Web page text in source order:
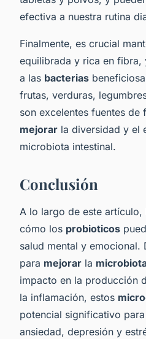
efectiva a nuestra rutina
Finalmente, es crucial
equilibrada y rica en fibra,
a las bacterias
frutas, verduras,
son excelentes fuentes de
mejorar la diversidad y el
microbiota intestinal.
Conclusión
A lo largo de este artículo,
cómo los probioticos
salud mental y emocional.
para mejorar la
impacto en la producción
la inflamación, estos
potencial significativo para
ansiedad, depresión y